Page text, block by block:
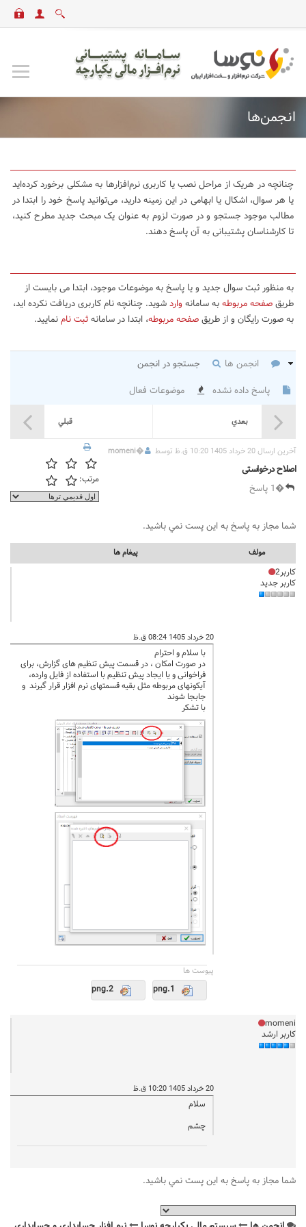
انجمن‌ها
چنانچه در هریک از مراحل نصب یا کاربری نرم‌افزارها به مشکلی برخورد کرده‌اید
یا هر سوال، اشکال یا ابهامی در این زمینه دارید، می‌توانید پاسخ خود را ابتدا در
مطالب موجود جستجو و در صورت لزوم به عنوان یک مبحث جدید مطرح کنید،
تا کارشناسان پشتیبانی به آن پاسخ دهند.
به منظور ثبت سوال جدید و یا پاسخ به موضوعات موجود، ابتدا می بایست از
طریقصفحه مربوطهبه سامانه واردشوید. چنانچه نام کاربری دریافت نکرده اید،
به صورت رایگان و از طریقصفحه مربوطه، ابتدا در سامانهثبت نامنمایید.
انجمن ها
جستجو در انجمن
پاسخ داده نشده
موضوعات فعال
قبلي بعدي
آخرين ارسال 20 خرداد 1405 10:20 ق.ظ توسط �
momeni
اصلاح درخواستی
�1 پاسخ
مرتب:
شما مجاز به پاسخ به اين پست نمي باشيد.
مولف پيغام ها
کاربر2
کاربر جدید
20 خرداد 1405 08:24 ق.ظ
با سلام و احترام
در صورت امکان ، در قسمت پیش تنظیم های گزارش، برای
فراخوانی و یا ایجاد پیش تنظیم با استفاده از فایل وارده،
آیکونهای مربوطه مثل بقیه قسمتهای نرم افزار قرار گیرند و
جابجا شوند
با تشکر
پيوست ها
1.png
2.png
momeni
کاربر ارشد
20 خرداد 1405 10:20 ق.ظ
سلام
چشم
شما مجاز به پاسخ به اين پست نمي باشيد.